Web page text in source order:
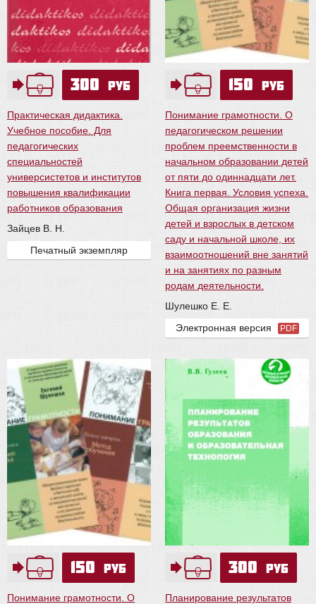
300 руб
Практическая дидактика.
Учебное пособие. Для
педагогических
специальностей
универсистетов и институтов
повышения квалификации
работников образования
Зайцев В. Н.
Печатный экземпляр
150 руб
Понимание грамотности. О
педагогическом решении
проблем преемственности в
начальном образовании детей
от пяти до одиннадцати лет.
Книга первая. Условия успеха.
Общая организация жизни
детей и взрослых в детском
саду и начальной школе, их
взаимоотношений вне занятий
и на занятиях по разным
родам деятельности.
Шулешко Е. Е.
Электронная версия
PDF
150 руб
Понимание грамотности. О
300 руб
Планирование результатов